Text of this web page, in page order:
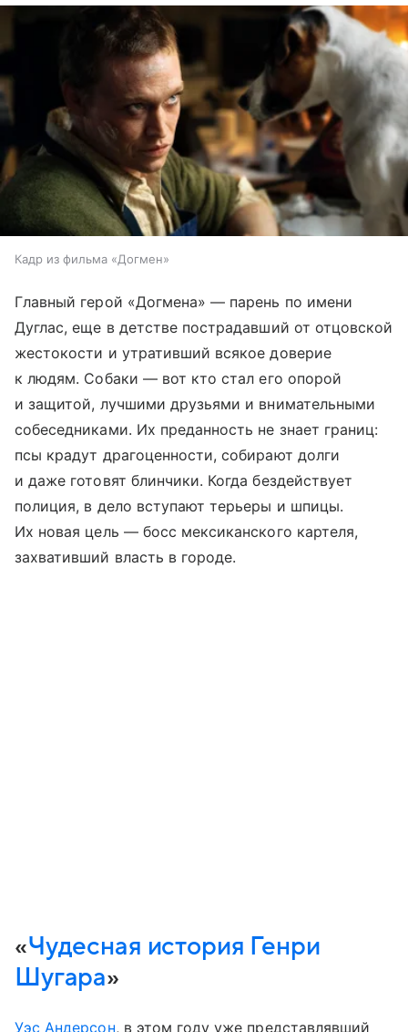
Кадр из фильма «Догмен»
Главный герой «Догмена» — парень по имени
Дуглас, еще в детстве пострадавший от отцовской
жестокости и утративший всякое доверие
к людям. Собаки — вот кто стал его опорой
и защитой, лучшими друзьями и внимательными
собеседниками. Их преданность не знает границ:
псы крадут драгоценности, собирают долги
и даже готовят блинчики. Когда бездействует
полиция, в дело вступают терьеры и шпицы.
Их новая цель — босс мексиканского картеля,
захвативший власть в городе.
«Чудесная история Генри
Шугара»
Уэс Андерсон, в этом году уже представлявший